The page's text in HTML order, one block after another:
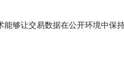
能够让交易数据在公开环境中保